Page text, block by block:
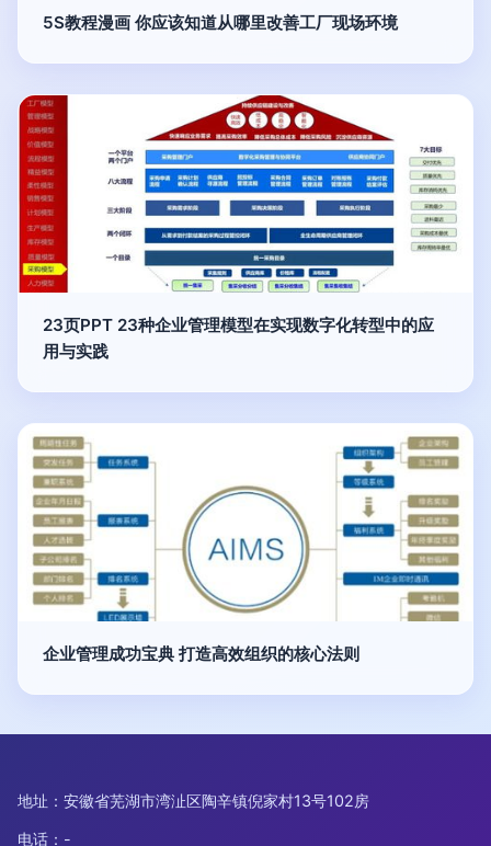
5S教程漫画 你应该知道从哪里改善工厂现场环境
23页PPT 23种企业管理模型在实现数字化转型中的应
用与实践
企业管理成功宝典 打造高效组织的核心法则
地址：安徽省芜湖市湾沚区陶辛镇倪家村13号102房
电话：-